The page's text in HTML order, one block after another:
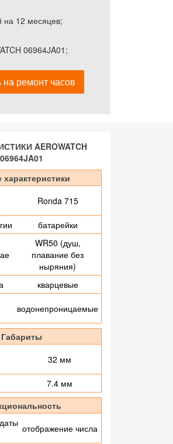
на 12 месяцев;
06964JA01;
на ремонт часов
AEROWATCH
06964JA01
Ronda 715
батарейки
WR50 (душ,
плавание без
ныряния)
кварцевые
водонепроницаемые
Габариты
32 мм
7.4 мм
отображение числа